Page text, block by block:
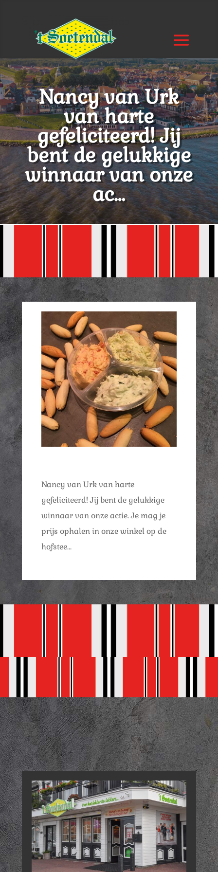
Nancy van Urk
van harte
gefeliciteerd! Jij
bent de gelukkige
winnaar van onze
ac…
Nancy van Urk van harte
gefeliciteerd! Jij bent de gelukkige
winnaar van onze actie. Je mag je
prijs ophalen in onze winkel op de
hofstee…